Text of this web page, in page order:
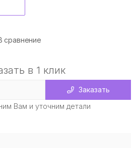
сравнение
в 1 клик
Заказать
Вам и уточним детали